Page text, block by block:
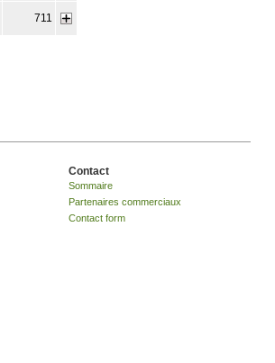
711
Contact
Sommaire
Partenaires commerciaux
Contact form